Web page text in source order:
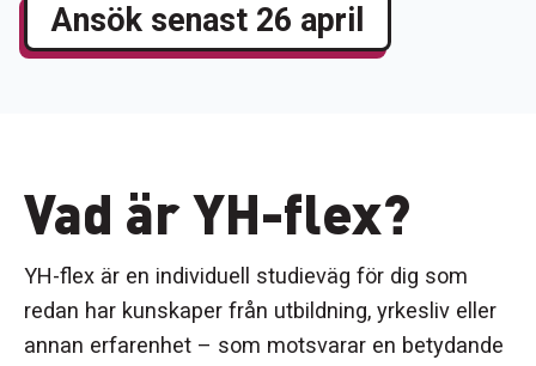
Ansök senast 26 april
Vad är YH-flex?
YH-flex är en individuell studieväg för dig som
redan har kunskaper från utbildning, yrkesliv eller
annan erfarenhet – som motsvarar en betydande